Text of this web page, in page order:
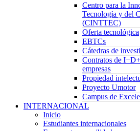
Centro para la
Tecnología y del
(CINTTEC)
Oferta tecnológica
EBTCs
Cátedras de
Contratos de
empresas
Propiedad
Proyecto Umotor
Campus de
INTERNACIONAL
Inicio
Estudiantes internacionales